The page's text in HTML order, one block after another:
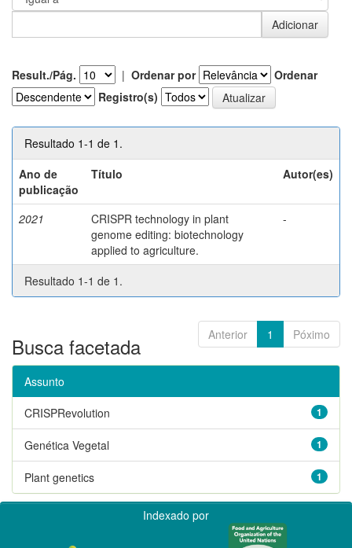
Result./Pág. | Ordenar por
Ordenar
Registro(s)
Resultado 1-1 de 1.
Ano de
publicação
Título Autor(es)
2021
CRISPR technology in plant
genome editing: biotechnology
applied to agriculture.
-
Resultado 1-1 de 1.
Anterior 1 Póximo
Busca facetada
Assunto
1
CRISPRevolution
1
Genética Vegetal
1
Plant genetics
Indexado por